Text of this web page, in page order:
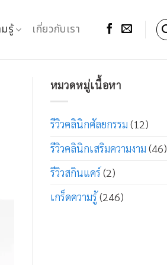
รู้ เกี่ยวกับเรา
หมวดหมู่เนื้อหา
รีวิวคลินิกศัลยกรรม (12)
รีวิวคลินิกเสริมความงาม (46)
รีวิวสกินแคร์ (2)
เกร็ดความรู้(246)